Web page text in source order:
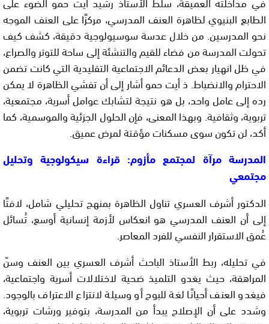
الطابع البنيوي لظاهرة العنف المدرسي، مركزًا على العنف الموجه
نحو المدرسين. من خلال عدسة سوسيولوجية دقيقة، كشف كيف
تحولت المدرسة من فضاء للقيم والتنشئة إلى ساحة للتوتر والصراع،
في ظل انهيار بعض الدعائم الاجتماعية التقليدية التي كانت تضمن
الاحترام والانضباط. ذ أيت حمو أشار إلى أن تفشي الظاهرة لا يمكن
رده إلى عامل واحد، بل هو نتيجة لتشابك عوامل أسرية، مجتمعية،
تربوية، وثقافية. وبهذا المعنى، فإن الحلول الجزئية والموسمية، كما
أكد، لن تكون سوى مسكنات مؤقتة لمرض عميق.
المدرسة مرآة لمجتمع مأزوم: قراءة سيكولوجية وتحليل
مجتمعي
الدكتور أشرف العسري تناول الظاهرة بمنهج تحليلي شامل، لافتًا
إلى أن العنف المدرسي هو انعكاس لأزمة إنسانية أوسع، تُسائل
عُمق الاستقرار النفسي للفرد المعاصر.
في تحليله، ربط الأستاذ الباحث أشرف العسري بين العنف وسنّ
المراهقة، حيث يغدو التلميذ ضحية لاختلالات أسرية واجتماعية،
فيغدو العنف أحيانًا لغة للبوح أو وسيلة لانتزاع الاعتراف بالوجود.
وشدد على أن الإصلاح يبدأ من المدرسة، بتوفير ورشات تربوية،